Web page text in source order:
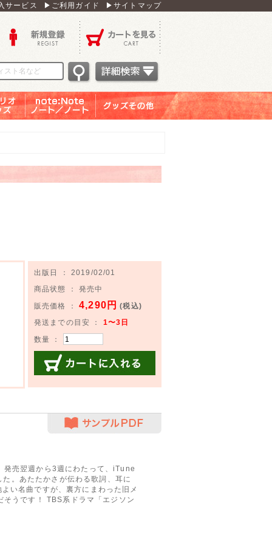
サービス ▶ご利用ガイド ▶サイトマップ
出版日 ： 2019/02/01
商品状態 ： 発売中
販売価格 ：4,290円 (税込)
発送までの目安 ： 1〜3日
数量 ：
売翌週から3週にわたって、iTune
。あたたかさが伝わる歌詞、耳に
い名曲ですが、裏方にまわった旧メ
うです！ TBS系ドラマ「エジソン